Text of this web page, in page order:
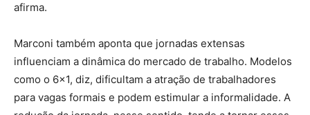
afirma.
Marconi também aponta que jornadas extensas
influenciam a dinâmica do mercado de trabalho. Modelos
como o 6×1, diz, dificultam a atração de trabalhadores
para vagas formais e podem estimular a informalidade. A